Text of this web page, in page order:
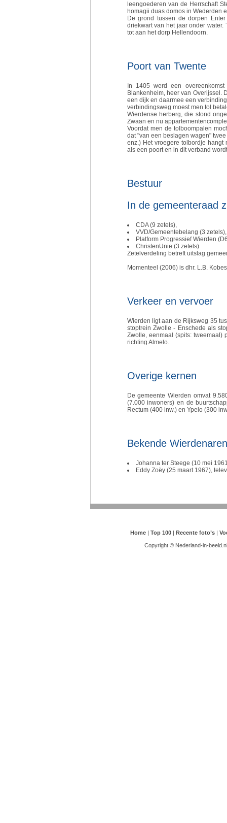
leengoederen van de Herrschaft
homagii duas domos in Wederden
De grond tussen de dorpen
driekwart van het jaar onder
tot aan het dorp Hellendoorn.
Poort van Twente
In 1405 werd een
Blankenheim, heer van Overijssel.
een dijk en daarmee een
verbindingsweg moest men tol
Wierdense herberg, die stond
Zwaan en nu
Voordat men de tolboompalen
dat "van een beslagen wagen"
enz.) Het vroegere tolbordje
als een poort en in dit verband
Bestuur
In de gemeenteraad
CDA (9 zetels),
VVD/Gemeentebelang (3 zetels),
Platform Progressief Wierden
ChristenUnie (3 zetels)
Zetelverdeling betreft uitslag
Momenteel (2006) is dhr. L.B.
Verkeer en vervoer
Wierden ligt aan de Rijksweg 35
stoptrein Zwolle - Enschede als
Zwolle, eenmaal (spits: tweemaal)
richting Almelo.
Overige kernen
De gemeente Wierden omvat
(7.000 inwoners) en de
Rectum (400 inw.) en Ypelo (300
Bekende Wierdenaren
Johanna ter Steege (10 mei
Eddy Zoëy (25 maart 1967),
Home | Top 100 | Recente foto’s |
Copyright © Nederland-in-